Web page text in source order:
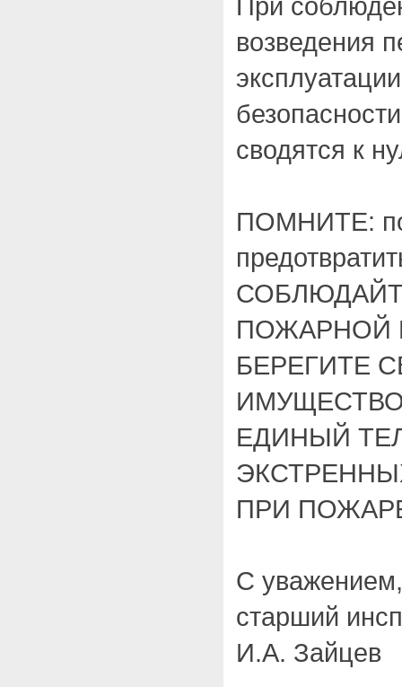
возведения
сводятся к
ПОМНИТЕ:
ПОЖАРНОЙ
БЕРЕГИТЕ
ЕДИНЫЙ
ПРИ
С уважением,
старший
И.А. Зайцев